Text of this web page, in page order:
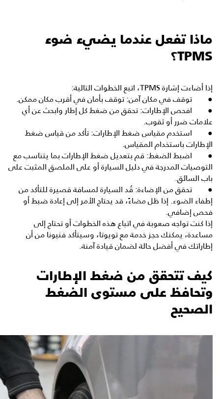
ماذا تفعل عندما يضيء ضوء
TPMS؟
إذا أضاءت إشارة TPMS، اتبع الخطوات التالية:
● توقف في مكان آمن: توقف بأمان في أقرب مكان ممكن.
● افحص الإطارات: تحقق من ضغط كل إطار وابحث عن أي
علامات ضرر أو ثقوب.
● استخدم مقياس ضغط الإطارات: تأكد من قياس ضغط
الإطارات باستخدام المقياس.
● اضبط الضغط: قم بتعديل ضغط الإطارات بما يتناسب مع
التوصيات المدرجة في دليل السيارة أو على الملصق المثبت على
باب السائق.
● تحقق من الإضاءة: قُد السيارة لمسافة قصيرة للتأكد من
إطفاء الضوء. إذا ظل مضاءً، قد يحتاج الأمر إلى إعادة ضبط أو
فحص إضافي.
إذا كنت تواجه صعوبة في اتباع هذه الخطوات أو تحتاج إلى
مساعدة، يمكنكحجز خدمة مع تويوتا، وسيتأكد فنيونا من أن
إطاراتك في أفضل حالة لضمان قيادة آمنة.
كيف تتحقق من ضغط الإطارات
وتحافظ على مستوى الضغط
الصحيح